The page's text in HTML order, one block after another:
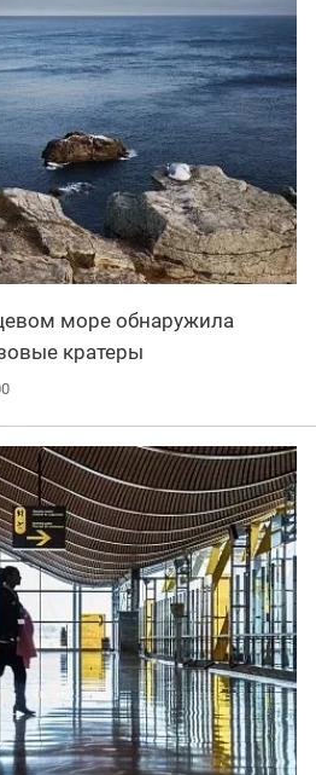
море обнаружила
кратеры